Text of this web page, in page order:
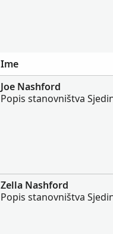
Ime
Joe Nashford
Popis stanovništva
Zella Nashford
Popis stanovništva